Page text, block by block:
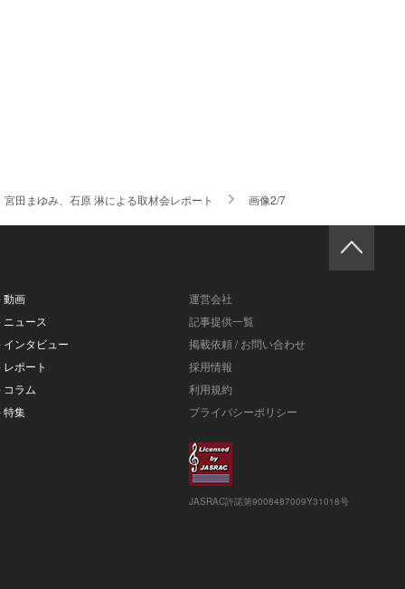
田まゆみ、石原 淋による取材会レポート 画像2/7
動画
ニュース
インタビュー
レポート
コラム
特集
運営会社
記事提供一覧
掲載依頼 / お問い合わせ
採用情報
利用規約
プライバシーポリシー
JASRAC許諾第9008487009Y31018号